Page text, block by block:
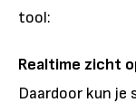
tool:
Realtime zicht
Daardoor kun je